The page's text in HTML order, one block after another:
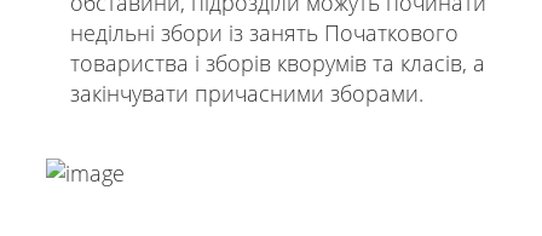
недільні збори із занять Початкового
товариства і зборів кворумів та класів, а
закінчувати причасними зборами.